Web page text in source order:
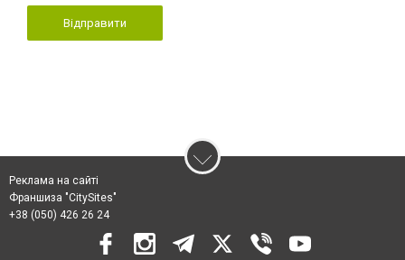
Відправити
Реклама на сайті
Франшиза "CitySites"
+38 (050) 426 26 24